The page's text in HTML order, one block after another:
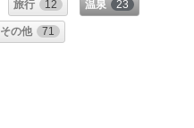
旅行 12 温泉 23
その他 71